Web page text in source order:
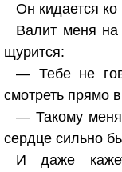
Он кидается
Валит меня
щурится:
— Тебе не
смотреть прямо
— Такому
сердце сильно
И даже